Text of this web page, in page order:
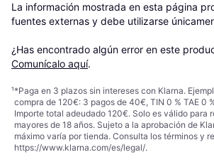
La información mostrada en esta página
fuentes externas y debe utilizarse
¿Has encontrado algún error en este
Comunícalo aquí.
¹*Paga en 3 plazos sin intereses con Klarna.
compra de 120€: 3 pagos de 40€, TIN 0 % TAE 0
Importe total adeudado 120€. Solo es válido para
mayores de 18 años. Sujeto a la aprobación de
máximo varía por tienda. Consulta los términos y
https://www.klarna.com/es/legal/.